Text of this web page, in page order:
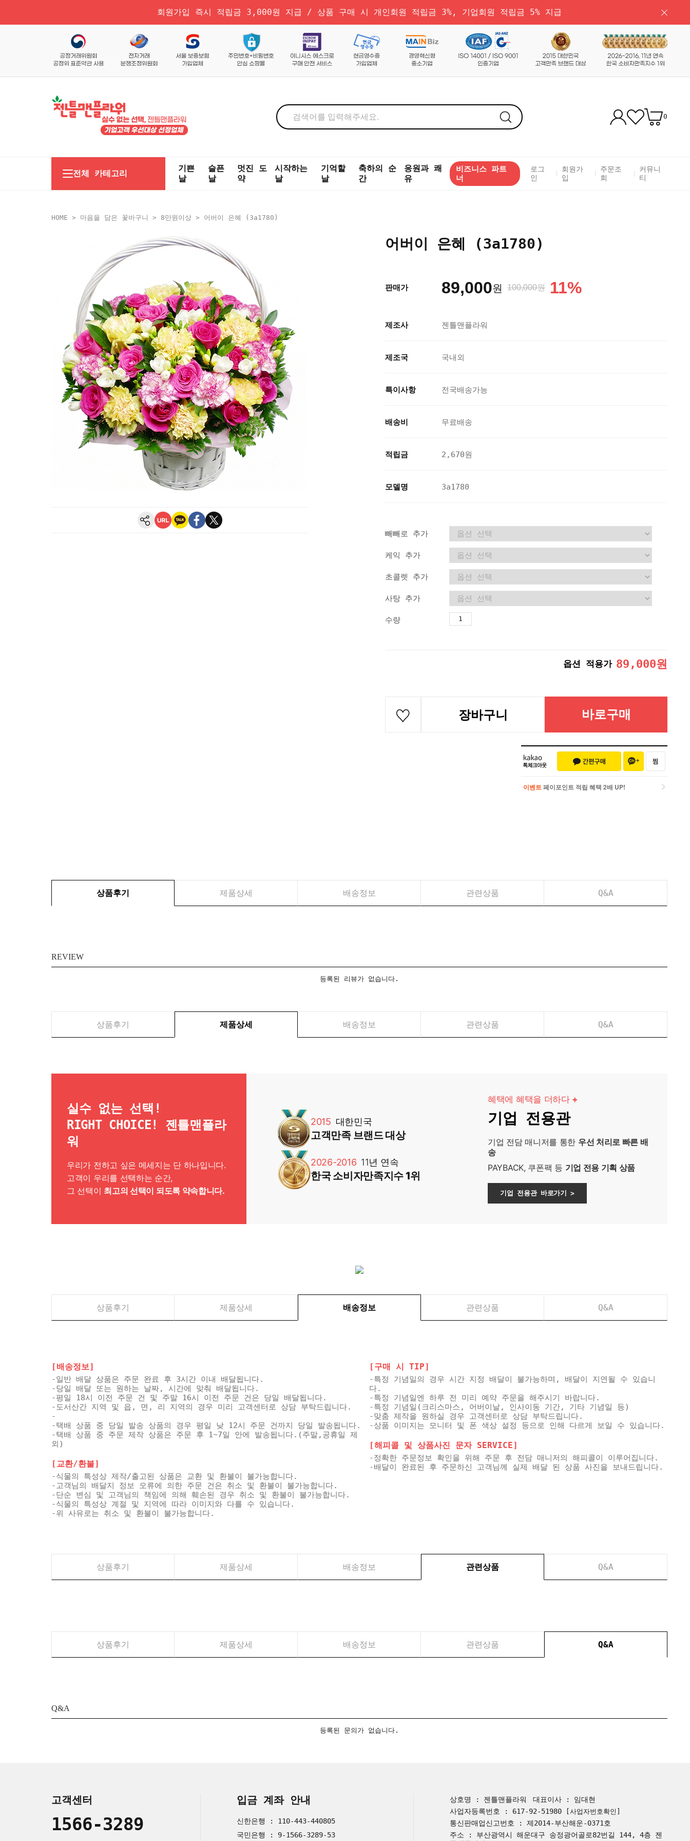
회원가입 즉시 적립금 3,000원 지급 / 상품 구매 시 개인회원 적립금 3%, 기업회원 적립금 5% 지급
0
전체 카테고리
기쁜
날
슬픈
날
멋진 도
약
시작하는
날
기억할
날
축하의 순
간
응원과 쾌
유
비즈니스 파트
너
로그
인
회원가
입
주문조
회
커뮤니
티
HOME > 마음을 담은 꽃바구니 > 8만원이상 > 어버이 은혜 (3a1780)
어버이 은혜 (3a1780)
판매가 89,000원 100,000원 11%
제조사 젠틀맨플라워
제조국 국내외
특이사항 전국배송가능
배송비 무료배송
적립금 2,670원
모델명 3a1780
빼빼로 추가
케익 추가
초콜렛 추가
사탕 추가
수량
옵션 적용가 89,000원
장바구니 바로구매
이벤트 페이포인트 적립 혜택 2배 UP!
상품후기 제품상세 배송정보 관련상품 Q&A
REVIEW
등록된 리뷰가 없습니다.
상품후기 제품상세 배송정보 관련상품 Q&A
실수 없는 선택!
RIGHT CHOICE! 젠틀맨플라
워
우리가 전하고 싶은 메세지는 단 하나입니다.
고객이 우리를 선택하는 순간,
그 선택이 최고의 선택이 되도록 약속합니다.
2015 대한민국
고객만족 브랜드 대상
2026-2016 11년 연속
한국 소비자만족지수 1위
혜택에 혜택을 더하다 +
기업 전용관
기업 전담 매니저를 통한 우선 처리로 빠른 배
송
PAYBACK, 쿠폰팩 등 기업 전용 기획 상품
기업 전용관 바로가기 >
상품후기 제품상세 배송정보 관련상품 Q&A
[배송정보]
-일반 배달 상품은 주문 완료 후 3시간 이내 배달됩니다.
-당일 배달 또는 원하는 날짜, 시간에 맞춰 배달됩니다.
-평일 18시 이전 주문 건 및 주말 16시 이전 주문 건은 당일 배달됩니다.
-도서산간 지역 및 읍, 면, 리 지역의 경우 미리 고객센터로 상담 부탁드립니다.
-
-택배 상품 중 당일 발송 상품의 경우 평일 낮 12시 주문 건까지 당일 발송됩니다.
-택배 상품 중 주문 제작 상품은 주문 후 1~7일 안에 발송됩니다.(주말,공휴일 제
외)
[교환/환불]
-식물의 특성상 제작/출고된 상품은 교환 및 환불이 불가능합니다.
-고객님의 배달지 정보 오류에 의한 주문 건은 취소 및 환불이 불가능합니다.
-단순 변심 및 고객님의 책임에 의해 훼손된 경우 취소 및 환불이 불가능합니다.
-식물의 특성상 계절 및 지역에 따라 이미지와 다를 수 있습니다.
-위 사유로는 취소 및 환불이 불가능합니다.
[구매 시 TIP]
-특정 기념일의 경우 시간 지정 배달이 불가능하며, 배달이 지연될 수 있습니
다.
-특정 기념일엔 하루 전 미리 예약 주문을 해주시기 바랍니다.
-특정 기념일(크리스마스, 어버이날, 인사이동 기간, 기타 기념일 등)
-맞춤 제작을 원하실 경우 고객센터로 상담 부탁드립니다.
-상품 이미지는 모니터 및 폰 색상 설정 등으로 인해 다르게 보일 수 있습니다.
[해피콜 및 상품사진 문자 SERVICE]
-정확한 주문정보 확인을 위해 주문 후 전담 매니저의 해피콜이 이루어집니다.
-배달이 완료된 후 주문하신 고객님께 실제 배달 된 상품 사진을 보내드립니다.
상품후기 제품상세 배송정보 관련상품 Q&A
상품후기 제품상세 배송정보 관련상품 Q&A
Q&A
등록된 문의가 없습니다.
고객센터
1566-3289
입금 계좌 안내
신한은행 : 110-443-440805
국민은행 : 9-1566-3289-53
상호명 : 젠틀맨플라워
대표이사 : 임대현
사업자등록번호 : 617-92-51980
[사업자번호확인]
통신판매업신고번호 : 제2014-부산해운-0371호
주소 : 부산광역시 해운대구 송정광어골로82번길 144, 4층 젠